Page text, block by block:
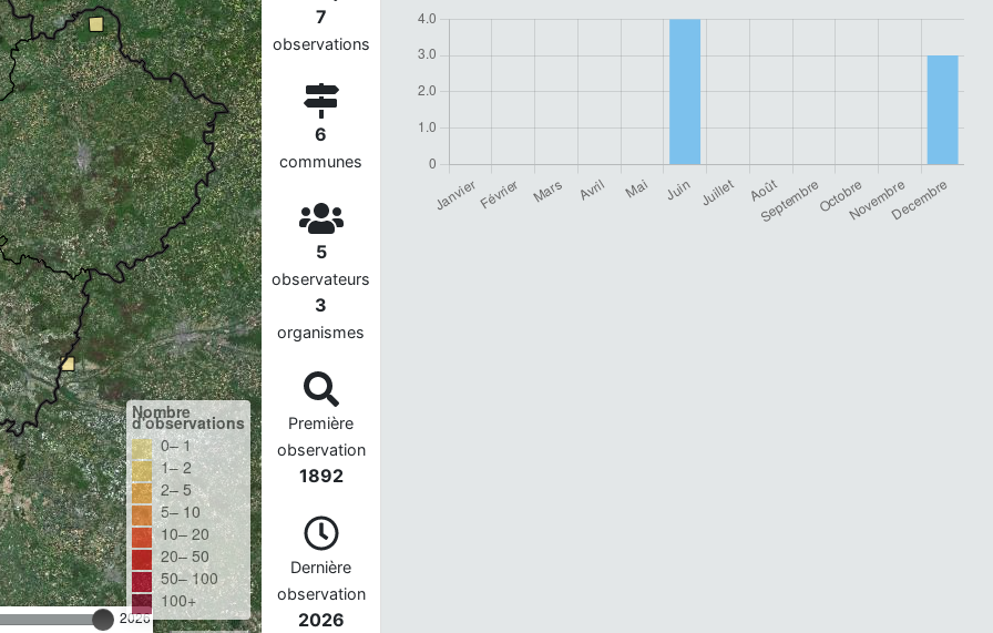
2026
Nombre
d'observations
0– 1
1– 2
2– 5
5– 10
10– 20
20– 50
50– 100
100+
7
observations
6
communes
5
observateurs
3
organismes
Première
observation
1892
Dernière
observation
2026